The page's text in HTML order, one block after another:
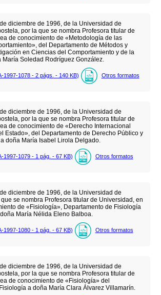
diciembre de 1996, de la Universidad de
por la que se nombra Profesora titular de
de conocimiento de «Metodología de las
del Departamento de Métodos y
en Ciencias del Comportamiento y de la
María Soledad Rodríguez González.
1997-1078 - 2 págs. - 140 KB) Otros formatos
diciembre de 1996, de la Universidad de
por la que se nombra Profesora titular de
de conocimiento de «Derecho Internacional
Estado», del Departamento de Derecho Público y
doña María Isabel Lirola Delgado.
1997-1079 - 1 pág. - 67 KB) Otros formatos
diciembre de 1996, de la Universidad de
se nombra Profesora titular de Universidad, en
de «Fisiología», Departamento de Fisiología
María Nélida Eleno Balboa.
1997-1080 - 1 pág. - 67 KB) Otros formatos
diciembre de 1996, de la Universidad de
por la que se nombra Profesora titular de
de conocimiento de «Fisiología» del
a doña María Clara Álvarez Villamarín.